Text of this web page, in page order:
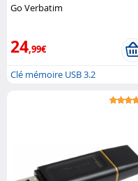
Go Verbatim
24,99€
Clé mémoire USB 3.2